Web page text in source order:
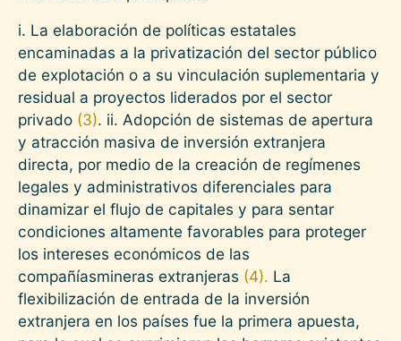
i. La elaboración de políticas estatales
encaminadas a la privatización del sector público
de explotación o a su vinculación suplementaria y
residual a proyectos liderados por el sector
privado (3). ii. Adopción de sistemas de apertura
y atracción masiva de inversión extranjera
directa, por medio de la creación de regímenes
legales y administrativos diferenciales para
dinamizar el flujo de capitales y para sentar
condiciones altamente favorables para proteger
los intereses económicos de las
compañíasmineras extranjeras (4). La
flexibilización de entrada de la inversión
extranjera en los países fue la primera apuesta,